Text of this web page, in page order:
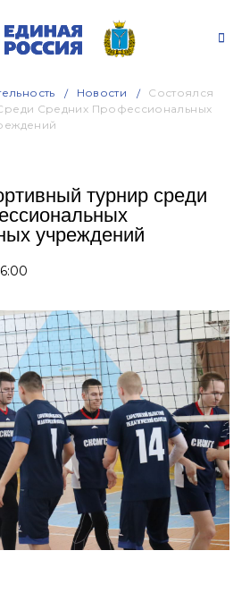
Новости
Состоялся
Средних Профессиональных
турнир среди
учреждений